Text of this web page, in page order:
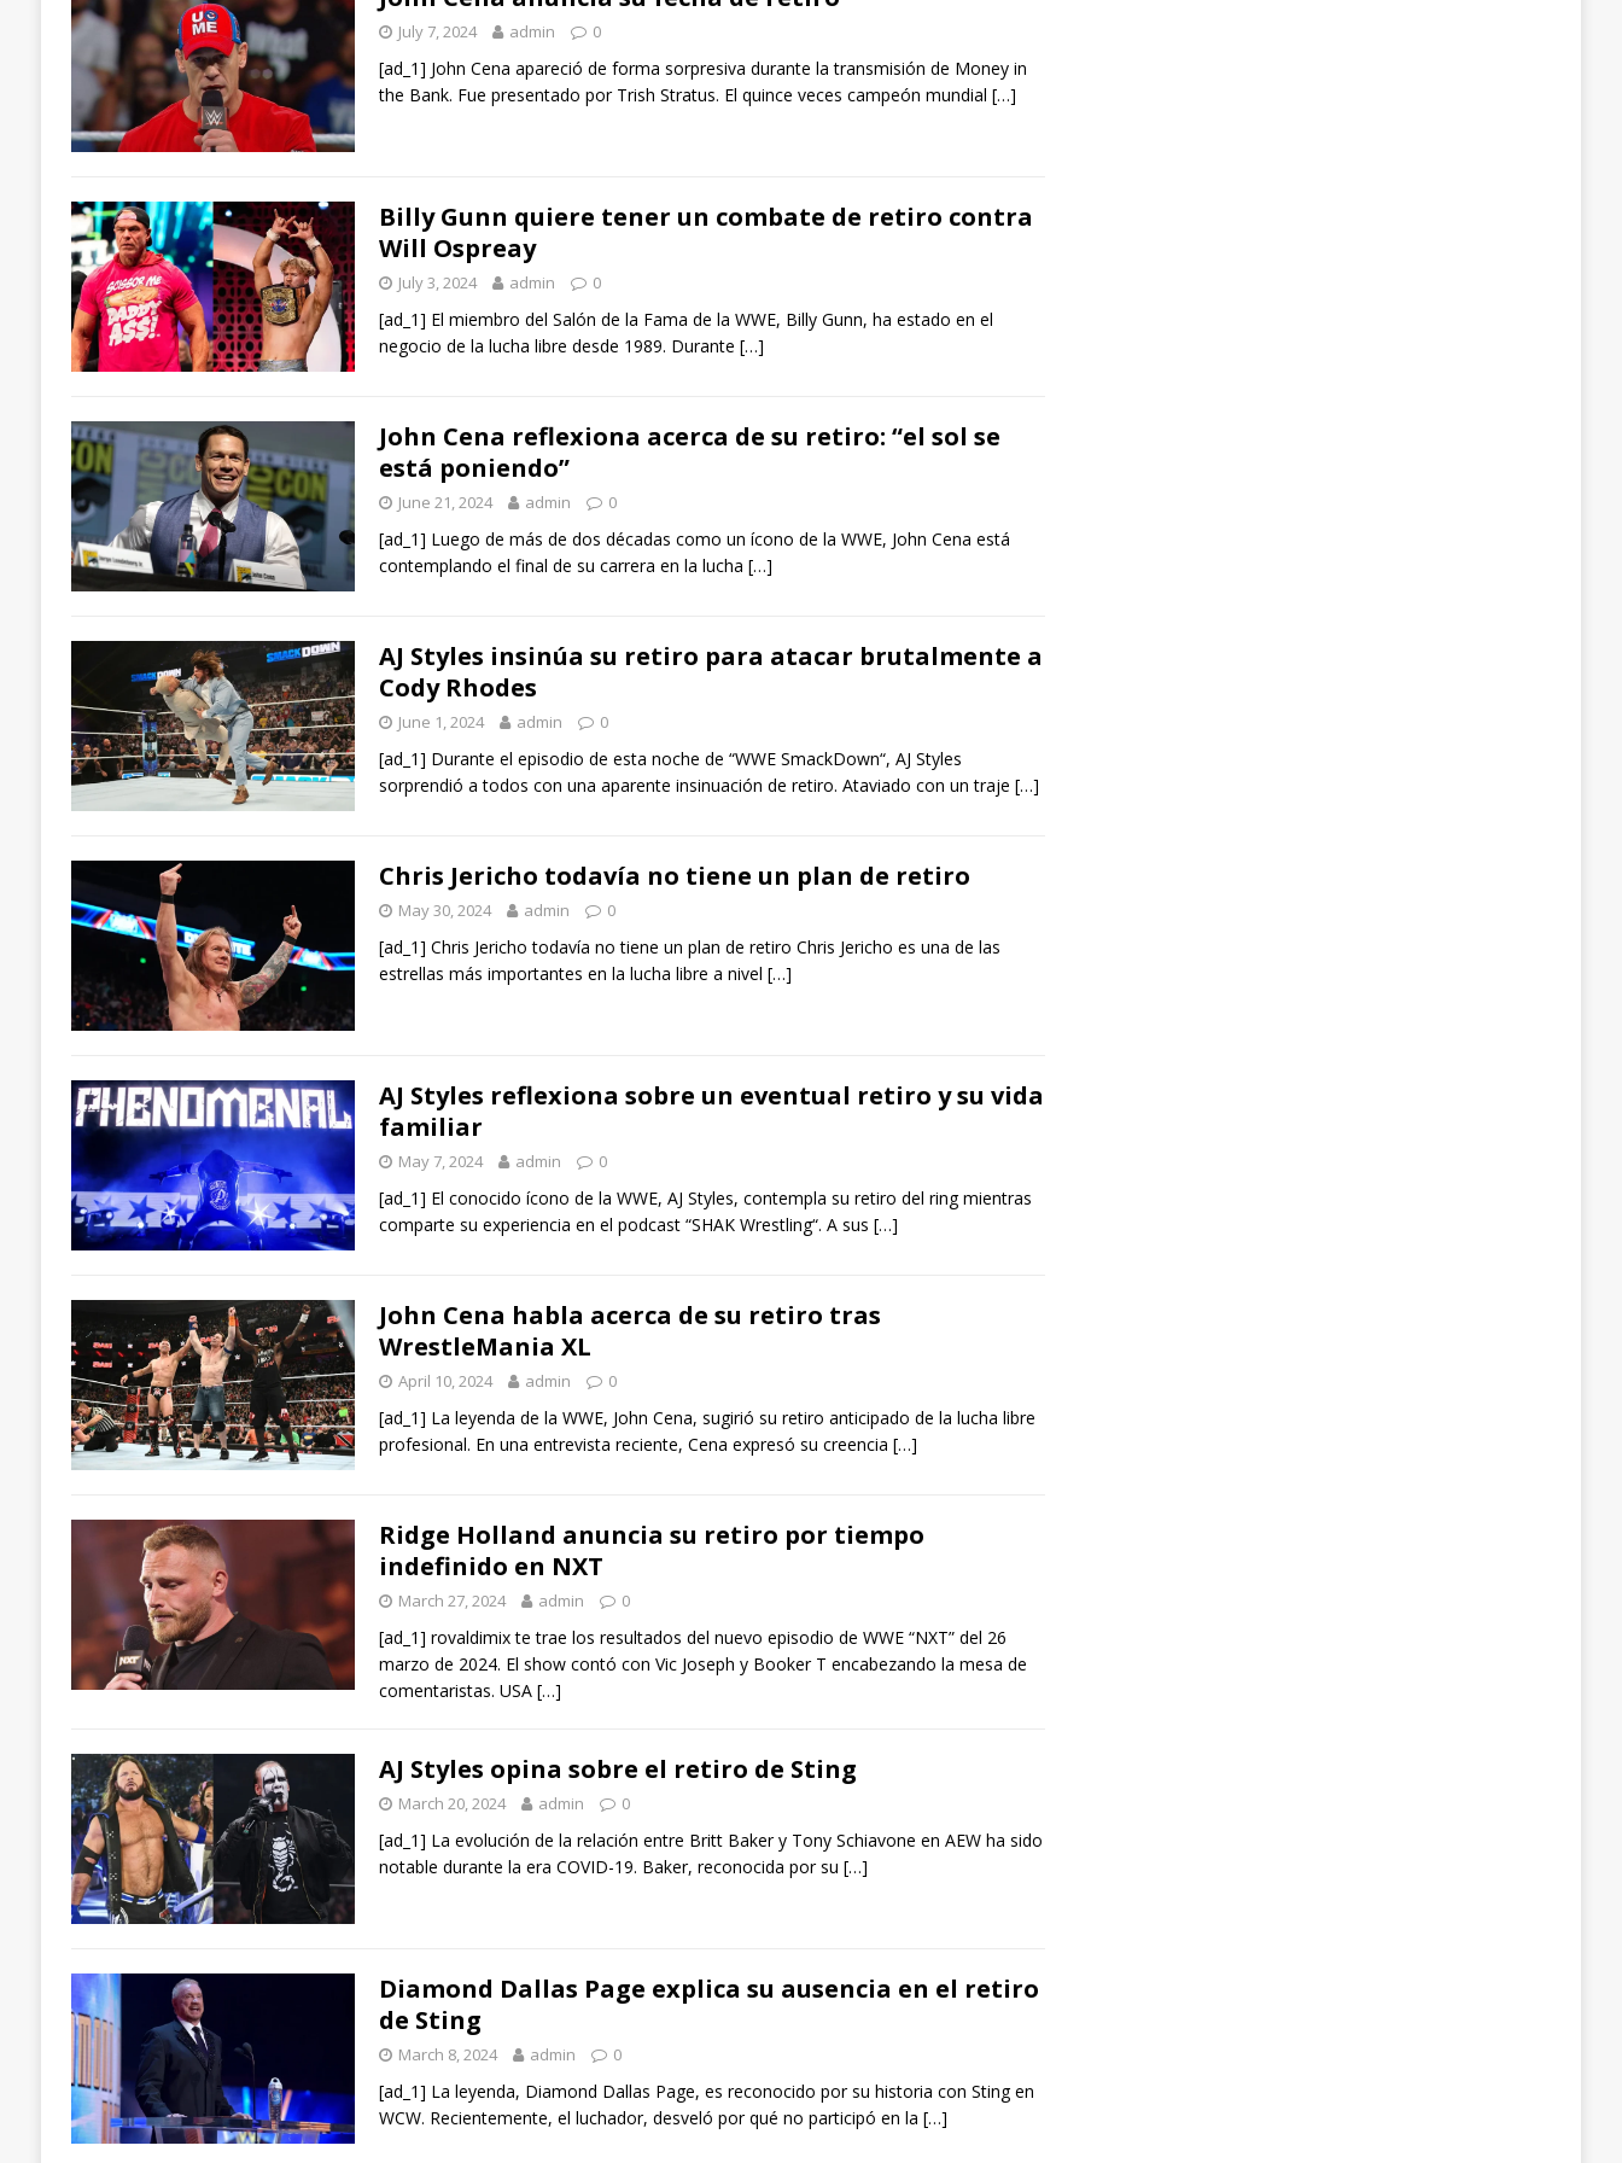
July 7, 2024 admin 0
[ad_1] John Cena apareció de forma sorpresiva durante la transmisión de Money in
the Bank. Fue presentado por Trish Stratus. El quince veces campeón mundial […]
Billy Gunn quiere tener un combate de retiro contra
Will Ospreay
July 3, 2024 admin 0
[ad_1] El miembro del Salón de la Fama de la WWE, Billy Gunn, ha estado en el
negocio de la lucha libre desde 1989. Durante […]
John Cena reflexiona acerca de su retiro: “el sol se
está poniendo”
June 21, 2024 admin 0
[ad_1] Luego de más de dos décadas como un ícono de la WWE, John Cena está
contemplando el final de su carrera en la lucha […]
AJ Styles insinúa su retiro para atacar brutalmente a
Cody Rhodes
June 1, 2024 admin 0
[ad_1] Durante el episodio de esta noche de “WWE SmackDown“, AJ Styles
sorprendió a todos con una aparente insinuación de retiro. Ataviado con un traje […]
Chris Jericho todavía no tiene un plan de retiro
May 30, 2024 admin 0
[ad_1] Chris Jericho todavía no tiene un plan de retiro Chris Jericho es una de las
estrellas más importantes en la lucha libre a nivel […]
AJ Styles reflexiona sobre un eventual retiro y su vida
familiar
May 7, 2024 admin 0
[ad_1] El conocido ícono de la WWE, AJ Styles, contempla su retiro del ring mientras
comparte su experiencia en el podcast “SHAK Wrestling“. A sus […]
John Cena habla acerca de su retiro tras
WrestleMania XL
April 10, 2024 admin 0
[ad_1] La leyenda de la WWE, John Cena, sugirió su retiro anticipado de la lucha libre
profesional. En una entrevista reciente, Cena expresó su creencia […]
Ridge Holland anuncia su retiro por tiempo
indefinido en NXT
March 27, 2024 admin 0
[ad_1] rovaldimix te trae los resultados del nuevo episodio de WWE “NXT” del 26
marzo de 2024. El show contó con Vic Joseph y Booker T encabezando la mesa de
comentaristas. USA […]
AJ Styles opina sobre el retiro de Sting
March 20, 2024 admin 0
[ad_1] La evolución de la relación entre Britt Baker y Tony Schiavone en AEW ha sido
notable durante la era COVID-19. Baker, reconocida por su […]
Diamond Dallas Page explica su ausencia en el retiro
de Sting
March 8, 2024 admin 0
[ad_1] La leyenda, Diamond Dallas Page, es reconocido por su historia con Sting en
WCW. Recientemente, el luchador, desveló por qué no participó en la […]